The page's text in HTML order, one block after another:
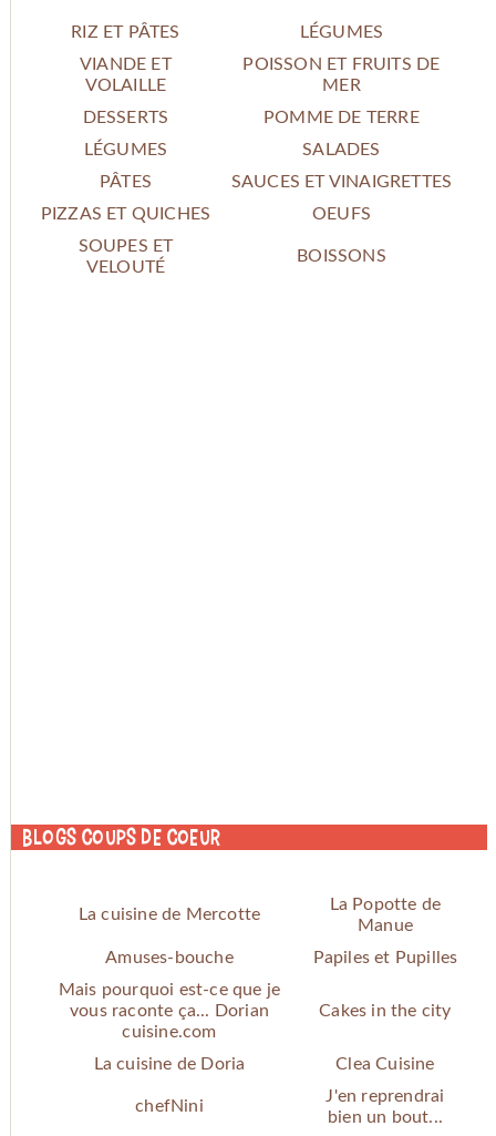
RIZ ET PÂTES
LÉGUMES
VIANDE ET
VOLAILLE
POISSON ET FRUITS DE
MER
DESSERTS
POMME DE TERRE
LÉGUMES
SALADES
PÂTES
SAUCES ET VINAIGRETTES
PIZZAS ET QUICHES
OEUFS
SOUPES ET
VELOUTÉ
BOISSONS
Blogs coups de coeur
La cuisine de Mercotte
La Popotte de
Manue
Amuses-bouche
Papiles et Pupilles
Mais pourquoi est-ce que je
vous raconte ça... Dorian
cuisine.com
Cakes in the city
La cuisine de Doria Clea Cuisine
chefNini
J'en reprendrai
bien un bout...